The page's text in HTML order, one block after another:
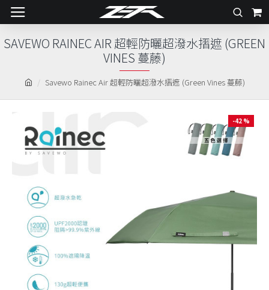
Savewo Rainec Air 超輕防曬超潑水摺遮 (Green Vines 蔓藤)
SAVEWO RAINEC AIR 超輕防曬超潑水摺遮 (GREEN
VINES 蔓藤)
-42 %